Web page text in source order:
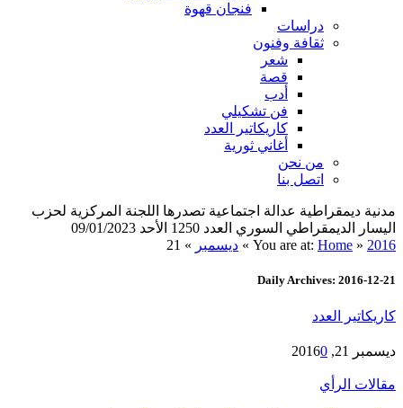
فنجان قهوة
دراسات
ثقافة وفنون
شعر
قصة
أدب
فن تشكيلي
كاريكاتير العدد
أغاني ثورية
من نحن
اتصل بنا
مدنية ديمقراطية عدالة اجتماعية تصدرها اللجنة المركزية لحزب
اليسار الديمقراطي السوري العدد 1250 الأحد 09/01/2023
You are at: Home » 2016
» ديسمبر »
21
Daily Archives: 2016-12-21
كاريكاتير العدد
ديسمبر 21, 2016 0
مقالات الرأي